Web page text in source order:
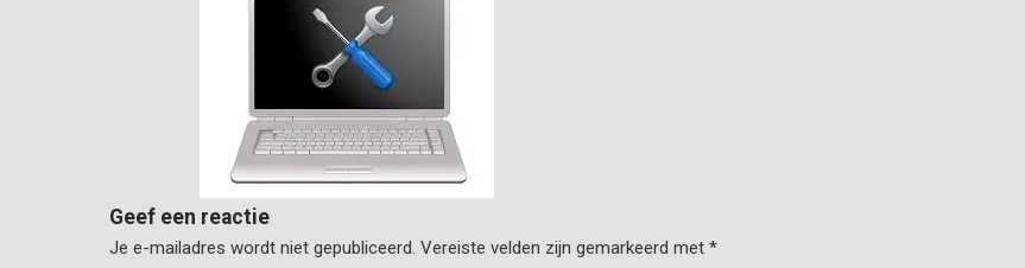
Geef een reactie
Je e-mailadres wordt niet gepubliceerd. Vereiste velden zijn gemarkeerd met *